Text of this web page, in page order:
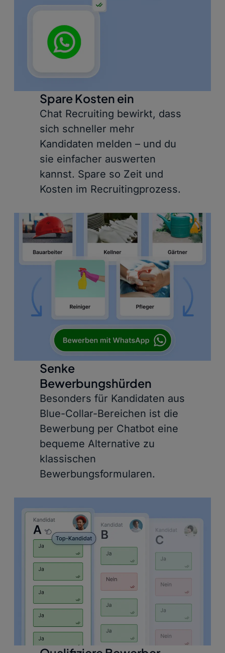
Spare Kosten ein
Chat Recruiting bewirkt, dass
sich schneller mehr
Kandidaten melden – und du
sie einfacher auswerten
kannst. Spare so Zeit und
Kosten im Recruitingprozess.
Senke
Bewerbungshürden
Besonders für Kandidaten aus
Blue-Collar-Bereichen ist die
Bewerbung per Chatbot eine
bequeme Alternative zu
klassischen
Bewerbungsformularen.